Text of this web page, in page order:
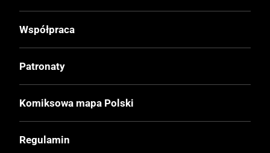
Współpraca
Patronaty
Komiksowa mapa Polski
Regulamin